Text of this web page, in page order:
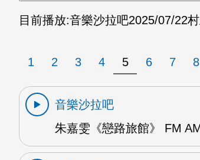
目前播放:音樂沙拉吧2025/07/22
1 2 3 4 5 6 7 8
音樂沙拉吧
朱嘉雯《戀路旅館》 FM